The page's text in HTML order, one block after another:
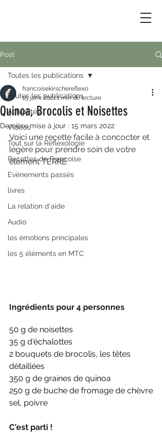
Post
Toutes les publications
Actualités
Vidéos
Tout sur la Réflexologie
Recettes de Françoise
Evènements passés
livres
La relation d'aide
Audio
les émotions principales
les 5 éléments en MTC
Toutes les publications
Quinoa, Brocolis et Noisettes
francoisekirschereflexo
15 janv. 20211 min de lecture
Dernière mise à jour : 15 mars 2022
Voici une recette facile à concocter et
légère pour prendre soin de votre
élément TERRE
Ingrédients pour 4 personnes
50 g de noisettes
35 g d'échalottes
2 bouquets de brocolis, les têtes
détaillées
350 g de graines de quinoa
250 g de buche de fromage de chèvre
sel, poivre
C'est parti !